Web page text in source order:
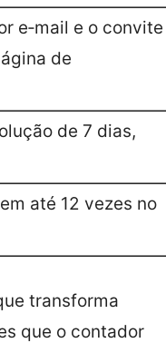
e‑mail e o convite
de
de 7 dias,
até 12 vezes no
transforma
que o contador